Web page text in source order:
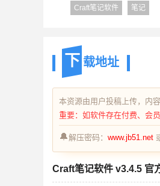
Craft笔记软件 笔记
下 载地址
本资源由用户投稿上传，内
重要：如软件存在付费、会
🔔解压密码： www.jb51.net
Craft笔记软件 v3.4.5 官